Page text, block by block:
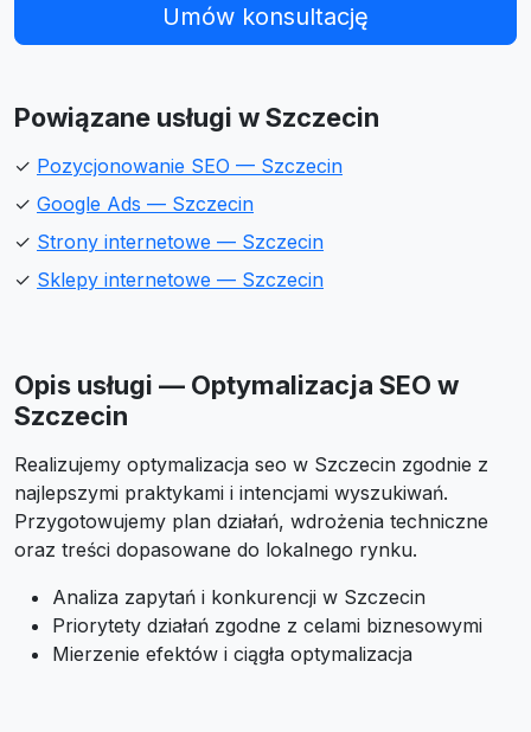
Umów konsultację
Powiązane usługi w Szczecin
✓ Pozycjonowanie SEO — Szczecin
✓ Google Ads — Szczecin
✓ Strony internetowe — Szczecin
✓ Sklepy internetowe — Szczecin
Opis usługi — Optymalizacja SEO w
Szczecin
Realizujemy optymalizacja seo w Szczecin zgodnie z
najlepszymi praktykami i intencjami wyszukiwań.
Przygotowujemy plan działań, wdrożenia techniczne
oraz treści dopasowane do lokalnego rynku.
Analiza zapytań i konkurencji w Szczecin
Priorytety działań zgodne z celami biznesowymi
Mierzenie efektów i ciągła optymalizacja